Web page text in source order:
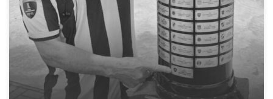
À Comunidade Acadêmica da EIA e do CCET, É com profundo pesar
que comunicamos o falecimento do Professor Asterio Kiyoshi Tanaka,
Professor Titular aposentado da UNIRIO e uma das personalidades
mais marcantes da história do nosso Centro. O Professor Tanaka teve
papel decisivo na construção, consolidação e expansão do CCET,